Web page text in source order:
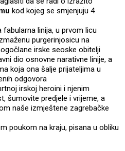
kod kojeg se smjenjuju 4
fabularna linija, u prvom licu
purgerinjosicu na
irske seoske obitelji
dio osnovne narativne linije, a
koja ona šalje prijateljima u
odgovora
irskoj heroini i njenim
šumovite predjele i vrijeme, a
naše izmještene zagrebačke
poukom na kraju, pisana u obliku